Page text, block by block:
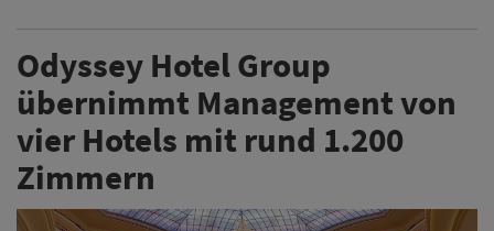
Odyssey Hotel Group
übernimmt Management von
vier Hotels mit rund 1.200
Zimmern